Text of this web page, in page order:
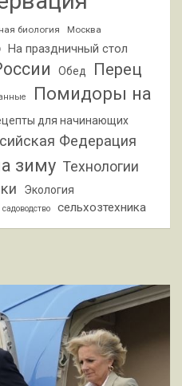
биология Москва
На праздничный стол
Обед
Перец
Помидоры на
для начинающих
Федерация
зиму Технологии
Экология
садоводство сельхозтехника